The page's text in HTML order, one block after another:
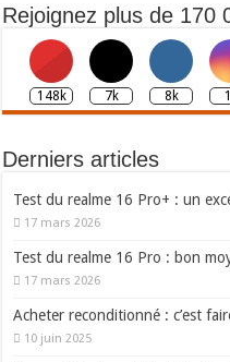
Rejoignez plus de 170
148k 7k 8k
Derniers articles
Test du realme 16 Pro+ : un
17 mars 2026
Test du realme 16 Pro : bon
17 mars 2026
Acheter reconditionné : c’est
10 juin 2025